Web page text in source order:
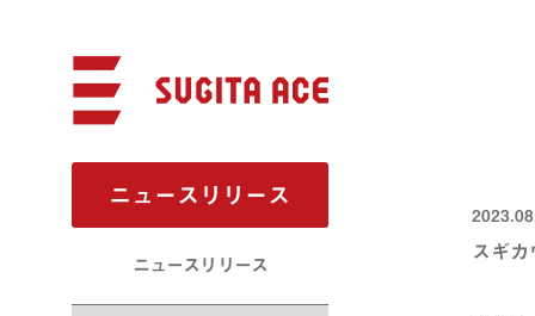
ニュースリリース
ニュースリリース
スギ